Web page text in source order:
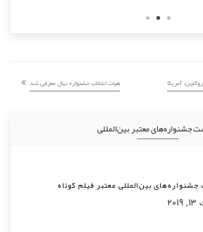
آمریکا هیات انتخاب جشنواره نهال معرفی شد
جشنواره‌های معتبر بین‌المللی
بین‌المللی معتبر فیلم کوتاه